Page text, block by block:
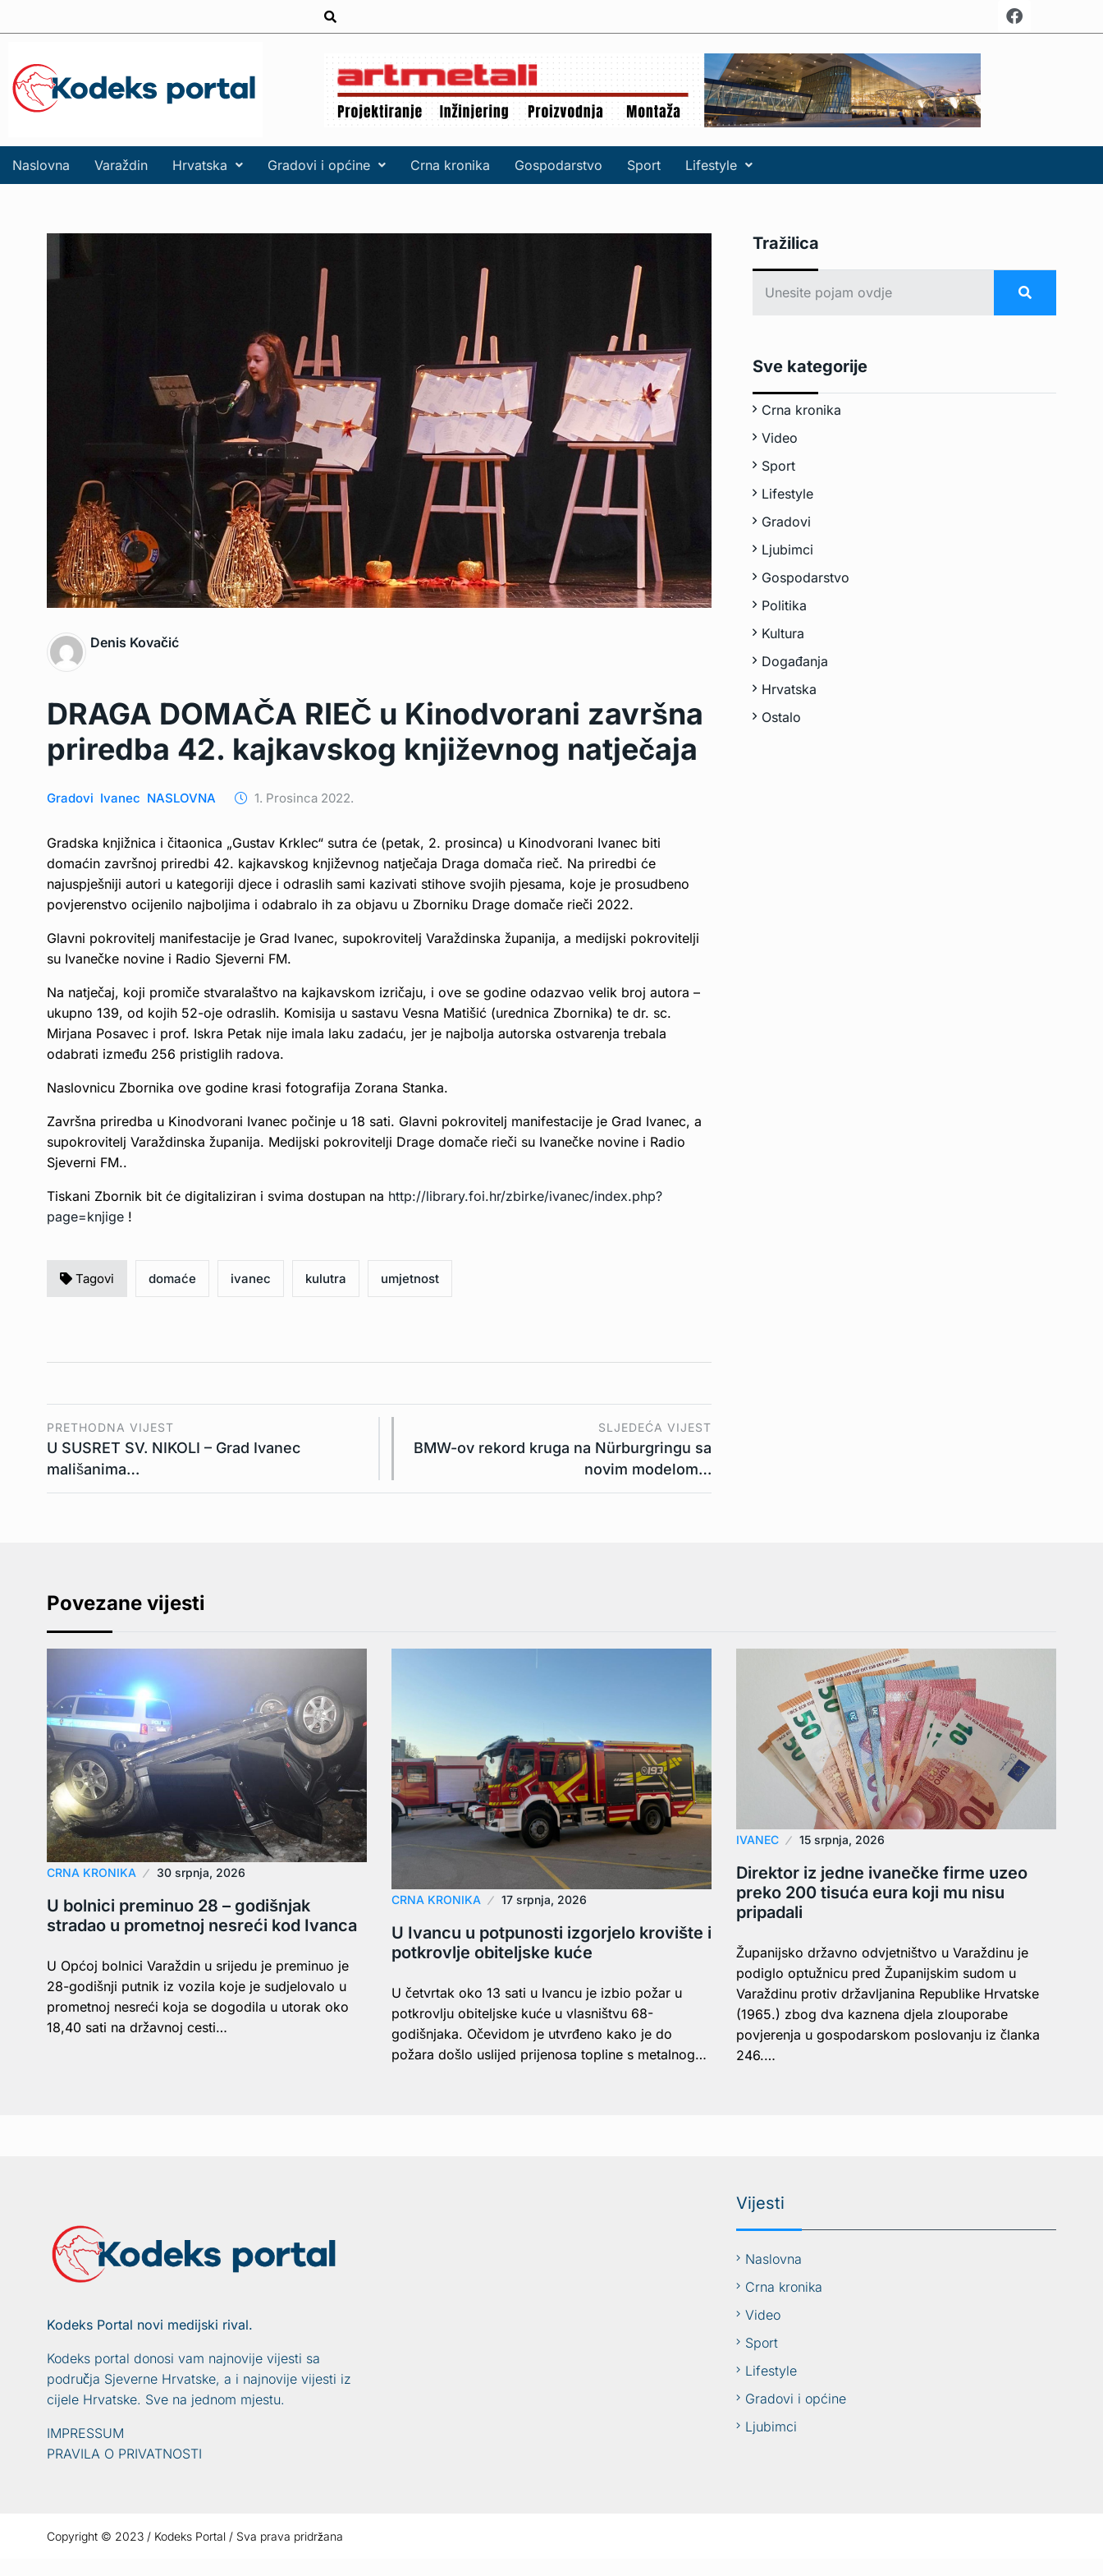
Naslovna Varaždin Hrvatska Gradovi i općine Crna kronika Gospodarstvo Sport Lifestyle
Denis Kovačić
DRAGA DOMAČA RIEČ u Kinodvorani završna
priredba 42. kajkavskog književnog natječaja
Gradovi Ivanec NASLOVNA 1. Prosinca 2022.
Gradska knjižnica i čitaonica „Gustav Krklec“ sutra će (petak, 2. prosinca) u Kinodvorani Ivanec biti
domaćin završnoj priredbi 42. kajkavskog književnog natječaja Draga domača rieč. Na priredbi će
najuspješniji autori u kategoriji djece i odraslih sami kazivati stihove svojih pjesama, koje je prosudbeno
povjerenstvo ocijenilo najboljima i odabralo ih za objavu u Zborniku Drage domače rieči 2022.
Glavni pokrovitelj manifestacije je Grad Ivanec, supokrovitelj Varaždinska županija, a medijski pokrovitelji
su Ivanečke novine i Radio Sjeverni FM.
Na natječaj, koji promiče stvaralaštvo na kajkavskom izričaju, i ove se godine odazvao velik broj autora –
ukupno 139, od kojih 52-oje odraslih. Komisija u sastavu Vesna Matišić (urednica Zbornika) te dr. sc.
Mirjana Posavec i prof. Iskra Petak nije imala laku zadaću, jer je najbolja autorska ostvarenja trebala
odabrati između 256 pristiglih radova.
Naslovnicu Zbornika ove godine krasi fotografija Zorana Stanka.
Završna priredba u Kinodvorani Ivanec počinje u 18 sati. Glavni pokrovitelj manifestacije je Grad Ivanec, a
supokrovitelj Varaždinska županija. Medijski pokrovitelji Drage domače rieči su Ivanečke novine i Radio
Sjeverni FM..
Tiskani Zbornik bit će digitaliziran i svima dostupan na http://library.foi.hr/zbirke/ivanec/index.php?
page=knjige !
Tagovi domaće ivanec kulutra umjetnost
PRETHODNA VIJEST
U SUSRET SV. NIKOLI – Grad Ivanec
mališanima…
SLJEDEĆA VIJEST
BMW-ov rekord kruga na Nürburgringu sa
novim modelom…
Tražilica
Sve kategorije
Crna kronika
Video
Sport
Lifestyle
Gradovi
Ljubimci
Gospodarstvo
Politika
Kultura
Događanja
Hrvatska
Ostalo
Povezane vijesti
CRNA KRONIKA 30 srpnja, 2026
U bolnici preminuo 28 – godišnjak
stradao u prometnoj nesreći kod Ivanca
U Općoj bolnici Varaždin u srijedu je preminuo je
28-godišnji putnik iz vozila koje je sudjelovalo u
prometnoj nesreći koja se dogodila u utorak oko
18,40 sati na državnoj cesti…
CRNA KRONIKA 17 srpnja, 2026
U Ivancu u potpunosti izgorjelo krovište i
potkrovlje obiteljske kuće
U četvrtak oko 13 sati u Ivancu je izbio požar u
potkrovlju obiteljske kuće u vlasništvu 68-
godišnjaka. Očevidom je utvrđeno kako je do
požara došlo uslijed prijenosa topline s metalnog…
IVANEC 15 srpnja, 2026
Direktor iz jedne ivanečke firme uzeo
preko 200 tisuća eura koji mu nisu
pripadali
Županijsko državno odvjetništvo u Varaždinu je
podiglo optužnicu pred Županijskim sudom u
Varaždinu protiv državljanina Republike Hrvatske
(1965.) zbog dva kaznena djela zlouporabe
povjerenja u gospodarskom poslovanju iz članka
246.…
Kodeks Portal novi medijski rival.
Kodeks portal donosi vam najnovije vijesti sa
područja Sjeverne Hrvatske, a i najnovije vijesti iz
cijele Hrvatske. Sve na jednom mjestu.
IMPRESSUM
PRAVILA O PRIVATNOSTI
Vijesti
Naslovna
Crna kronika
Video
Sport
Lifestyle
Gradovi i općine
Ljubimci
Copyright © 2023 / Kodeks Portal / Sva prava pridržana